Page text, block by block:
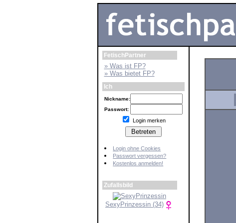
FetischPartner
» Was ist FP?
» Was bietet FP?
Ich
Nickname:
Passwort:
Login merken
Login ohne Cookies
Passwort vergessen?
Kostenlos anmelden!
Zufallsbild
SexyPrinzessin (34)